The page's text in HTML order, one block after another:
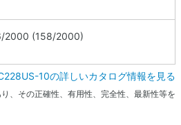
2000 (158/2000)
10の詳しいカタログ情報を見る
、その正確性、有用性、完全性、最新性等を